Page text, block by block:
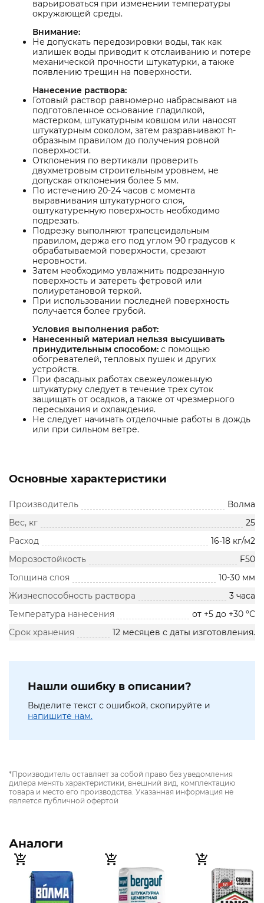
варьироваться при изменении температуры
окружающей среды.
Внимание:
Не допускать передозировки воды, так как
излишек воды приводит к отслаиванию и потере
механической прочности штукатурки, а также
появлению трещин на поверхности.
Нанесение раствора:
Готовый раствор равномерно набрасывают на
подготовленное основание гладилкой,
мастерком, штукатурным ковшом или наносят
штукатурным соколом, затем разравнивают h-
образным правилом до получения ровной
поверхности.
Отклонения по вертикали проверить
двухметровым строительным уровнем, не
допуская отклонения более 5 мм.
По истечению 20-24 часов с момента
выравнивания штукатурного слоя,
оштукатуренную поверхность необходимо
подрезать.
Подрезку выполняют трапецеидальным
правилом, держа его под углом 90 градусов к
обрабатываемой поверхности, срезают
неровности.
Затем необходимо увлажнить подрезанную
поверхность и затереть фетровой или
полиуретановой теркой.
При использовании последней поверхность
получается более грубой.
Условия выполнения работ:
Нанесенный материал нельзя высушивать
принудительным способом: с помощью
обогревателей, тепловых пушек и других
устройств.
При фасадных работах свежеуложенную
штукатурку следует в течение трех суток
защищать от осадков, а также от чрезмерного
пересыхания и охлаждения.
Не следует начинать отделочные работы в дождь
или при сильном ветре.
Основные характеристики
Производитель
Волма
Вес, кг
25
Расход
16-18 кг/м2
Морозостойкость
F50
Толщина слоя
10-30 мм
Жизнеспособность раствора
3 часа
Температура нанесения
от +5 до +30 ºС
Срок хранения
12 месяцев с даты изготовления.
Нашли ошибку в описании?
Выделите текст с ошибкой, скопируйте и
напишите нам.
*Производитель оставляет за собой право без уведомления
дилера менять характеристики, внешний вид, комплектацию
товара и место его производства. Указанная информация не
является публичной офертой
Аналоги